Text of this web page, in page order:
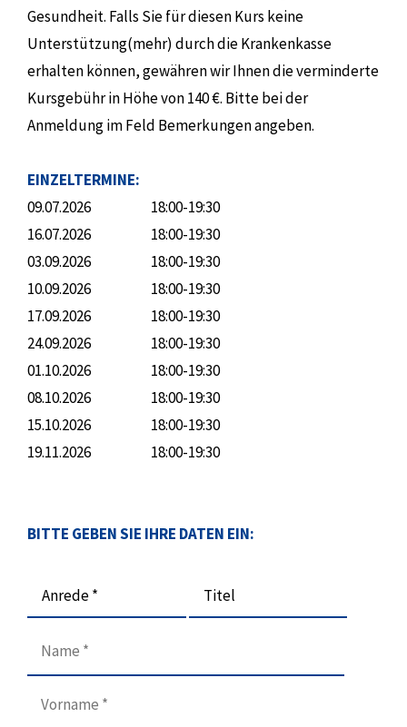
Gesundheit. Falls Sie für diesen Kurs keine
Unterstützung(mehr) durch die Krankenkasse
erhalten können, gewähren wir Ihnen die verminderte
Kursgebühr in Höhe von 140 €. Bitte bei der
Anmeldung im Feld Bemerkungen angeben.
EINZELTERMINE:
09.07.2026
18:00-19:30
16.07.2026
18:00-19:30
03.09.2026
18:00-19:30
10.09.2026
18:00-19:30
17.09.2026
18:00-19:30
24.09.2026
18:00-19:30
01.10.2026
18:00-19:30
08.10.2026
18:00-19:30
15.10.2026
18:00-19:30
19.11.2026
18:00-19:30
BITTE GEBEN SIE IHRE DATEN EIN:
Anrede * Titel